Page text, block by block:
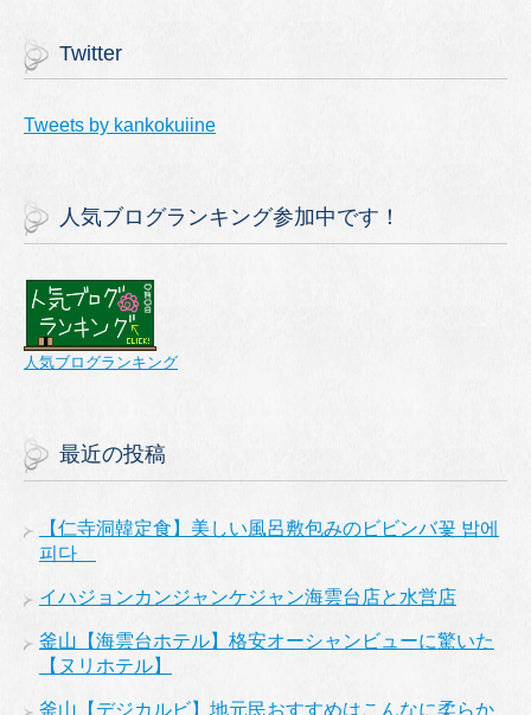
Twitter
Tweets by kankokuiine
人気ブログランキング参加中です！
人気ブログランキング
最近の投稿
【仁寺洞韓定食】美しい風呂敷包みのビビンバ꽃 밥에
피다
イハジョンカンジャンケジャン海雲台店と水営店
釜山【海雲台ホテル】格安オーシャンビューに驚いた
【ヌリホテル】
釜山【デジカルビ】地元民おすすめはこんなに柔らか